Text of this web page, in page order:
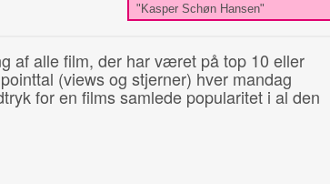
af alle film, der har været på top 10 eller
(views og stjerner) hver mandag
for en films samlede popularitet i al den